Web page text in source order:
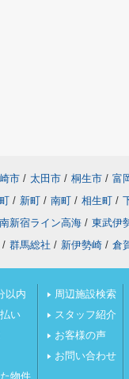
市 / 太田市 / 桐生市 / 富
/ 新町 / 南町 / 相生町 /
新宿ライン高海 / 東武伊
/ 群馬総社 / 新伊勢崎 / 倉
以内
い
物件
周辺施設検索
スタッフ紹介
お客様の声
お問い合わせ